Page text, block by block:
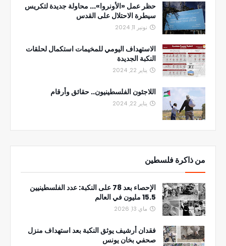
حظر عمل «الأونروا»... محاولة جديدة لتكريس
سيطرة الاحتلال على القدس
نونبر 11, 2024
الاستهداف اليومي للمخيمات استكمال لحلقات
النكبة الجديدة
يناير 22, 2024
اللاجئون الفلسطينيون.. حقائق وأرقام
يناير 22, 2024
من ذاكرة فلسطين
الإحصاء بعد 78 على النكبة: عدد الفلسطينيين
15.5 مليون في العالم
ماي 13, 2026
فقدان أرشيف يوثق النكبة بعد استهداف منزل
صحفي بخان يونس